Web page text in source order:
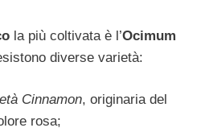
la più coltivata è l’Ocimum
diverse varietà:
Cinnamon, originaria del
rosa;